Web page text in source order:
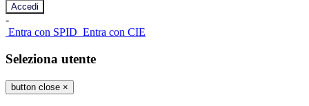
-
Entra con SPID Entra con CIE
Seleziona utente
button close ×